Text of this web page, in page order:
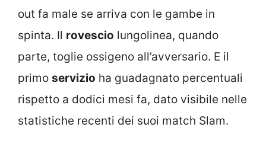
out fa male se arriva con le gambe in
spinta. Il rovescio lungolinea, quando
parte, toglie ossigeno all’avversario. E il
primo servizio ha guadagnato percentuali
rispetto a dodici mesi fa, dato visibile nelle
statistiche recenti dei suoi match Slam.